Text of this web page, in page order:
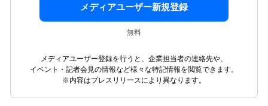
メディアユーザー新規登録
無料
メディアユーザー登録を行うと、企業担当者の連絡先や、
イベント・記者会見の情報など様々な特記情報を閲覧できます。
※内容はプレスリリースにより異なります。